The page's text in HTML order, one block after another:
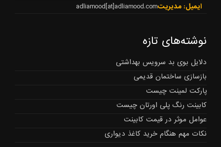
ایمیل: مدیریتadliamood[at]adliamood.com
نوشته‌های تازه
دلایل بوی بد سرویس بهداشتی
بازسازی ساختمان قدیمی
پارکت لمینت چیست
کابینت رنگ پلی اورتان چیست
عوامل موثر در قیمت کابینت
نکات مهم هنگام خرید کاغذ دیواری